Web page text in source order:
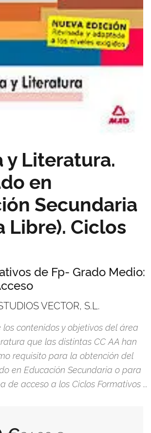
y Literatura.
en
Secundaria
Libre). Ciclos
de Fp- Grado Medio:
VECTOR, S.L.
contenidos y objetivos del área
que las distintas CC AA han
requisito para la obtención del
en Educación Secundaria o para
de acceso a los Ciclos Formativos ...